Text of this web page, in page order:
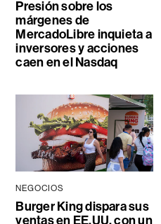
Presión sobre los
márgenes de
MercadoLibre inquieta a
inversores y acciones
caen en el Nasdaq
NEGOCIOS
Burger King dispara sus
ventas en EE.UU. con un